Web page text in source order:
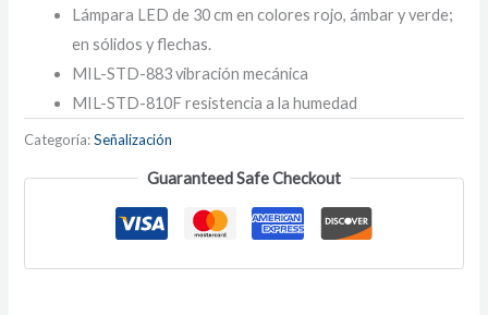
Lámpara LED de 30 cm en colores rojo, ámbar y verde;
en sólidos y flechas.
MIL-STD-883 vibración mecánica
MIL-STD-810F resistencia a la humedad
Categoría:Señalización
Guaranteed Safe Checkout